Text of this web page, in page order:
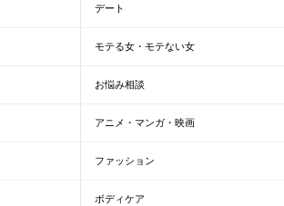
デート
モテる女・モテない女
お悩み相談
アニメ・マンガ・映画
ファッション
ボディケア